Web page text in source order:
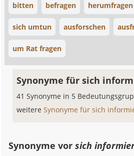
bitten befragen herumfragen
sich umtun ausforschen
um Rat fragen
Synonyme für sich
41 Synonyme in 5
weitereSynonyme für sich
Synonyme vorsich